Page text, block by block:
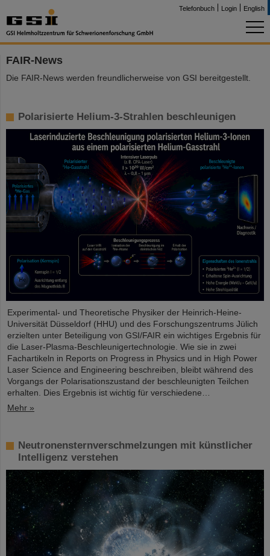
Telefonbuch Login English
FAIR-News
Die FAIR-News werden freundlicherweise von GSI bereitgestellt.
Polarisierte Helium-3-Strahlen beschleunigen
Experimental- und Theoretische Physiker der Heinrich-Heine-
Universität Düsseldorf (HHU) und des Forschungszentrums Jülich
erzielten unter Beteiligung von GSI/FAIR ein wichtiges Ergebnis für
die Laser-Plasma-Beschleunigertechnologie. Wie sie in zwei
Fachartikeln in Reports on Progress in Physics und in High Power
Laser Science and Engineering beschreiben, bleibt während des
Vorgangs der Polarisationszustand der beschleunigten Teilchen
erhalten. Dies Ergebnis ist wichtig für verschiedene…
Mehr »
Neutronensternverschmelzungen mit künstlicher
Intelligenz verstehen